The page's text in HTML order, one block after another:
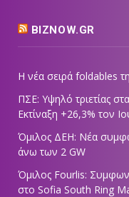
BIZNOW.GR
Η νέα σειρά foldables
ΠΣΕ: Υψηλό τριετίας
Εκτίναξη +26,3% τον
Όμιλος ΔΕΗ: Νέα
άνω των 2 GW
Όμιλος Fourlis:
στο Sofia South Ring